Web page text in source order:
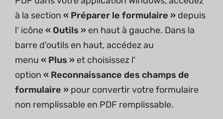
à la section « Préparer le formulaire » depuis
l' icône« Outils » en haut à gauche. Dans la
barre d'outils en haut, accédez au
menu « Plus » et choisissez l'
option « Reconnaissance des champs de
formulaire » pour convertir votre formulaire
non remplissable en PDF remplissable.